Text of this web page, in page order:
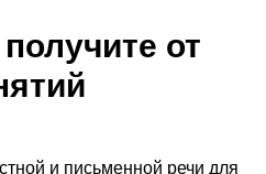
от
и письменной речи для